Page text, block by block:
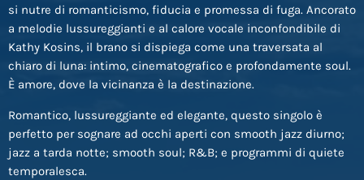
si nutre di romanticismo, fiducia e promessa di fuga. Ancorato
a melodie lussureggianti e al calore vocale inconfondibile di
Kathy Kosins, il brano si dispiega come una traversata al
chiaro di luna: intimo, cinematografico e profondamente soul.
È amore, dove la vicinanza è la destinazione.
Romantico, lussureggiante ed elegante, questo singolo è
perfetto per sognare ad occhi aperti con smooth jazz diurno;
jazz a tarda notte; smooth soul; R&B; e programmi di quiete
temporalesca.